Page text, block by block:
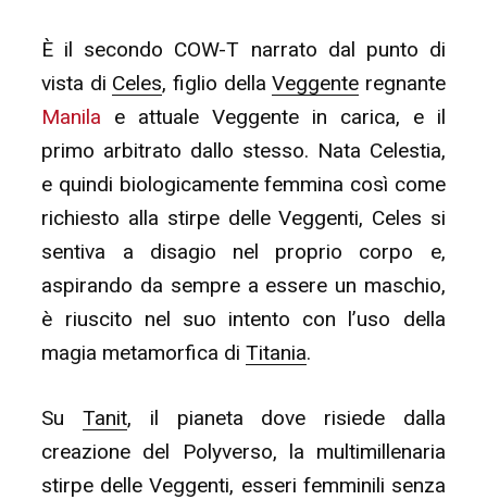
È il secondo COW-T narrato dal punto di
vista di Celes, figlio dellaVeggente regnante
Manila e attuale Veggente in carica, e il
primo arbitrato dallo stesso. Nata Celestia,
e quindi biologicamente femmina così come
richiesto alla stirpe delle Veggenti, Celes si
sentiva a disagio nel proprio corpo e,
aspirando da sempre a essere un maschio,
è riuscito nel suo intento con l’uso della
magia metamorfica diTitania.
SuTanit, il pianeta dove risiede dalla
creazione del Polyverso, la multimillenaria
stirpe delle Veggenti, esseri femminili senza